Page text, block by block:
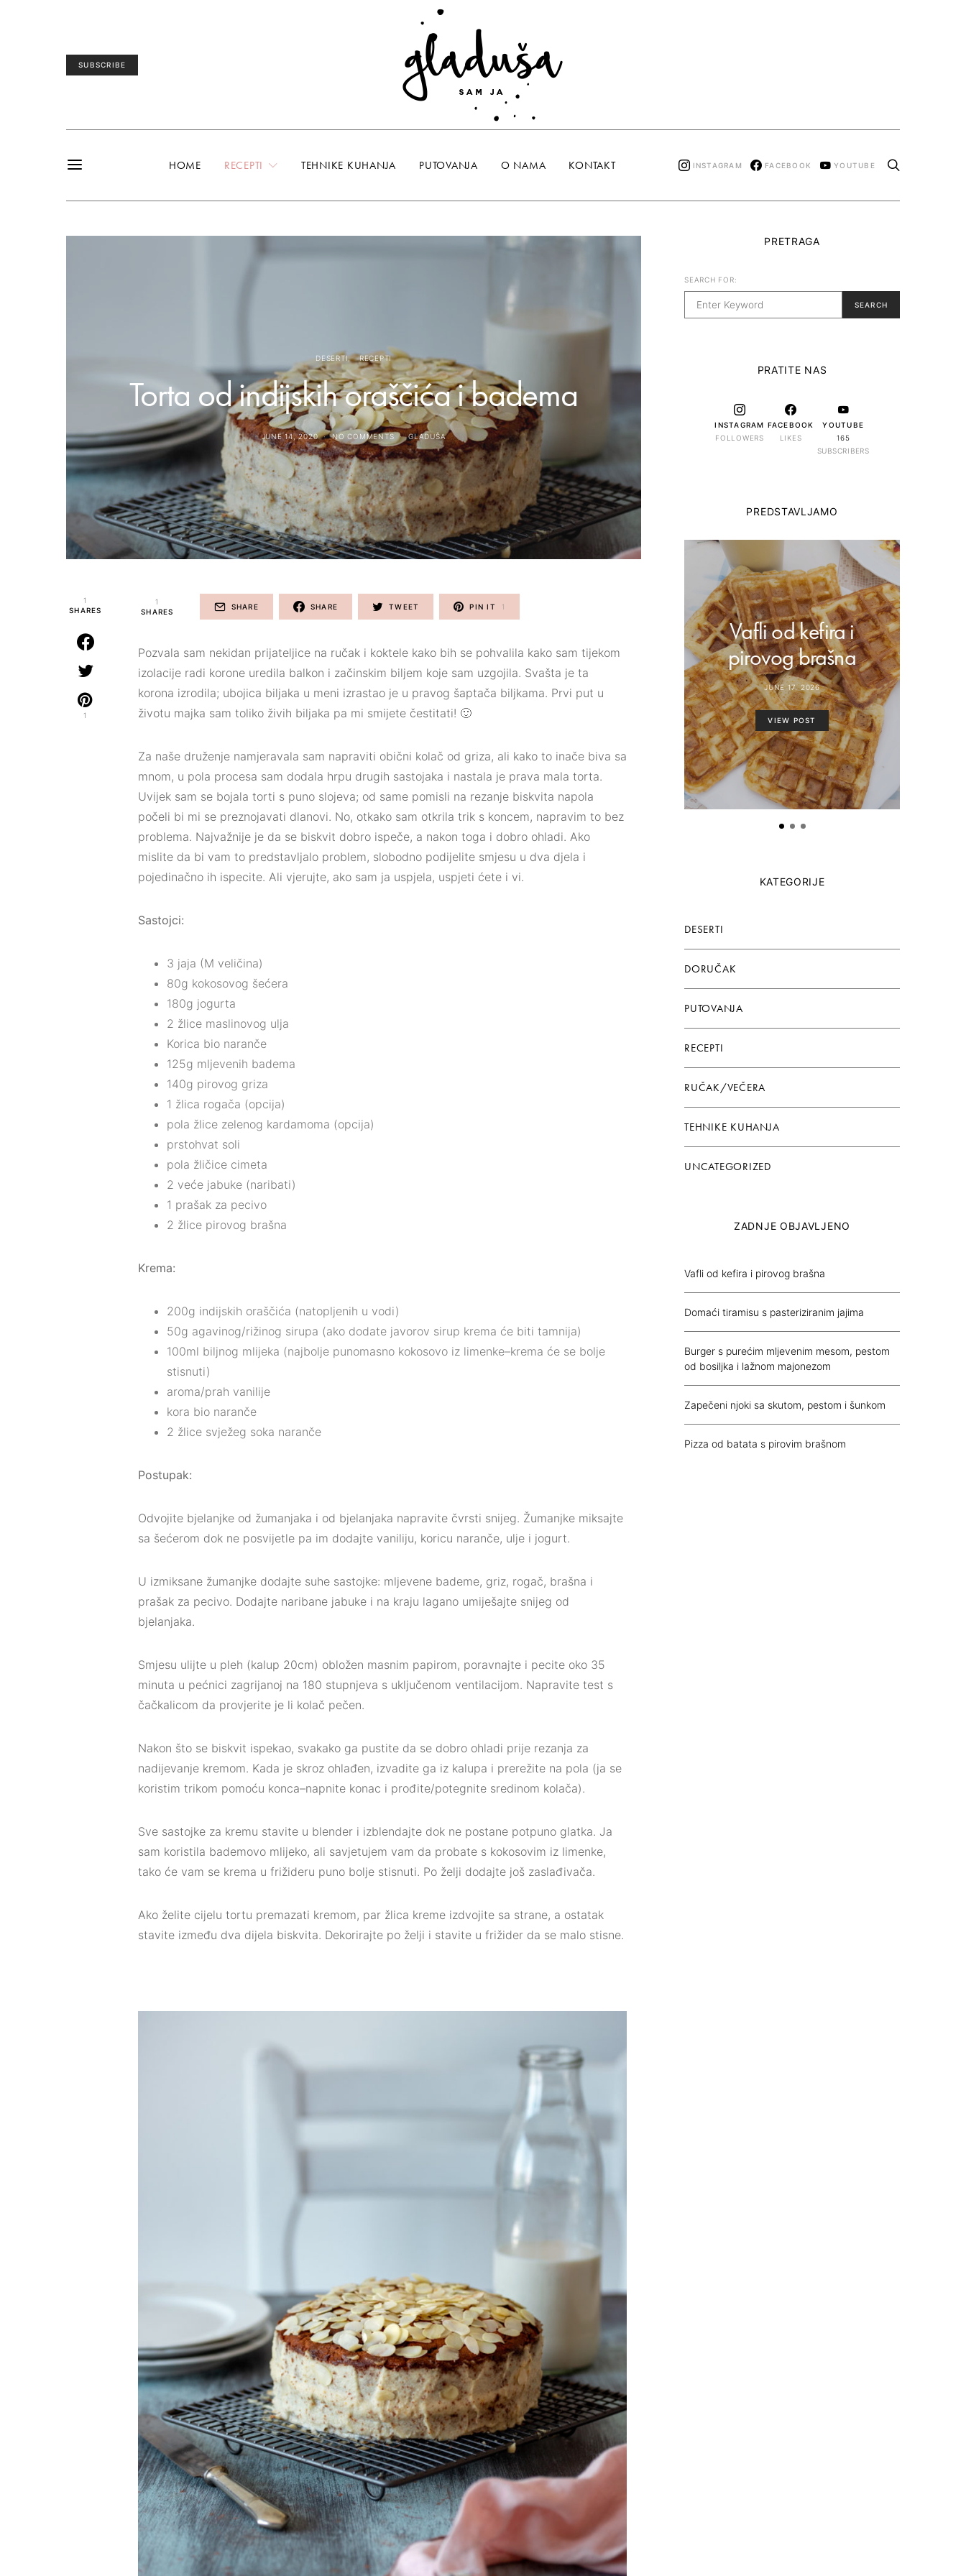
SUBSCRIBE
HOME RECEPTI TEHNIKE KUHANJA PUTOVANJA O NAMA KONTAKT INSTAGRAM FACEBOOK YOUTUBE
DESERTI RECEPTI
Torta od indijskih oraščića i badema
JUNE 14, 2020 NO COMMENTS GLADUŠA
1
SHARES
1
1
SHARES
SHARE SHARE TWEET PIN IT 1
Pozvala sam nekidan prijateljice na ručak i koktele kako bih se pohvalila kako sam tijekom
izolacije radi korone uredila balkon i začinskim biljem koje sam uzgojila. Svašta je ta
korona izrodila; ubojica biljaka u meni izrastao je u pravog šaptača biljkama. Prvi put u
životu majka sam toliko živih biljaka pa mi smijete čestitati! 🙂
Za naše druženje namjeravala sam napraviti obični kolač od griza, ali kako to inače biva sa
mnom, u pola procesa sam dodala hrpu drugih sastojaka i nastala je prava mala torta.
Uvijek sam se bojala torti s puno slojeva; od same pomisli na rezanje biskvita napola
počeli bi mi se preznojavati dlanovi. No, otkako sam otkrila trik s koncem, napravim to bez
problema. Najvažnije je da se biskvit dobro ispeče, a nakon toga i dobro ohladi. Ako
mislite da bi vam to predstavljalo problem, slobodno podijelite smjesu u dva djela i
pojedinačno ih ispecite. Ali vjerujte, ako sam ja uspjela, uspjeti ćete i vi.
Sastojci:
3 jaja (M veličina)
80g kokosovog šećera
180g jogurta
2 žlice maslinovog ulja
Korica bio naranče
125g mljevenih badema
140g pirovog griza
1 žlica rogača (opcija)
pola žlice zelenog kardamoma (opcija)
prstohvat soli
pola žličice cimeta
2 veće jabuke (naribati)
1 prašak za pecivo
2 žlice pirovog brašna
Krema:
200g indijskih oraščića (natopljenih u vodi)
50g agavinog/rižinog sirupa (ako dodate javorov sirup krema će biti tamnija)
100ml biljnog mlijeka (najbolje punomasno kokosovo iz limenke–krema će se bolje
stisnuti)
aroma/prah vanilije
kora bio naranče
2 žlice svježeg soka naranče
Postupak:
Odvojite bjelanjke od žumanjaka i od bjelanjaka napravite čvrsti snijeg. Žumanjke miksajte
sa šećerom dok ne posvijetle pa im dodajte vaniliju, koricu naranče, ulje i jogurt.
U izmiksane žumanjke dodajte suhe sastojke: mljevene bademe, griz, rogač, brašna i
prašak za pecivo. Dodajte naribane jabuke i na kraju lagano umiješajte snijeg od
bjelanjaka.
Smjesu ulijte u pleh (kalup 20cm) obložen masnim papirom, poravnajte i pecite oko 35
minuta u pećnici zagrijanoj na 180 stupnjeva s uključenom ventilacijom. Napravite test s
čačkalicom da provjerite je li kolač pečen.
Nakon što se biskvit ispekao, svakako ga pustite da se dobro ohladi prije rezanja za
nadijevanje kremom. Kada je skroz ohlađen, izvadite ga iz kalupa i prerežite na pola (ja se
koristim trikom pomoću konca–napnite konac i prođite/potegnite sredinom kolača).
Sve sastojke za kremu stavite u blender i izblendajte dok ne postane potpuno glatka. Ja
sam koristila bademovo mlijeko, ali savjetujem vam da probate s kokosovim iz limenke,
tako će vam se krema u frižideru puno bolje stisnuti. Po želji dodajte još zaslađivača.
Ako želite cijelu tortu premazati kremom, par žlica kreme izdvojite sa strane, a ostatak
stavite između dva dijela biskvita. Dekorirajte po želji i stavite u frižider da se malo stisne.
PRETRAGA
SEARCH FOR:
SEARCH
PRATITE NAS
INSTAGRAM
FOLLOWERS
FACEBOOK
LIKES
YOUTUBE
165
SUBSCRIBERS
PREDSTAVLJAMO
Vafli od kefira i
pirovog brašna
JUNE 17, 2026
VIEW POST
KATEGORIJE
DESERTI
DORUČAK
PUTOVANJA
RECEPTI
RUČAK/VEČERA
TEHNIKE KUHANJA
UNCATEGORIZED
ZADNJE OBJAVLJENO
Vafli od kefira i pirovog brašna
Domaći tiramisu s pasteriziranim jajima
Burger s purećim mljevenim mesom, pestom
od bosiljka i lažnom majonezom
Zapečeni njoki sa skutom, pestom i šunkom
Pizza od batata s pirovim brašnom